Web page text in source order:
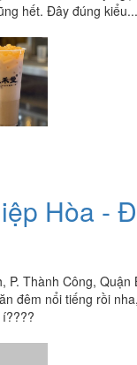
hết. Đây đúng kiểu...
Hòa -
P. Thành Công, Quận
đêm nổi tiếng rồi